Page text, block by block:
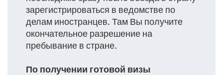
зарегистрироваться в ведомстве по
делам иностранцев. Там Вы получите
окончательное разрешение на
пребывание в стране.
По получении готовой визы